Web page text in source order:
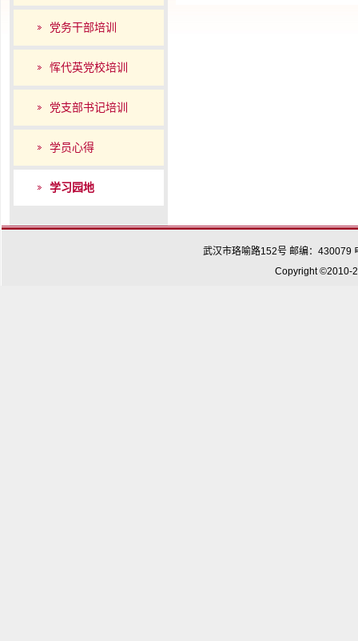
党务干部培训
恽代英党校培训
党支部书记培训
学员心得
学习园地
武汉市珞喻路152号 邮编：430079
Copyright ©2010-